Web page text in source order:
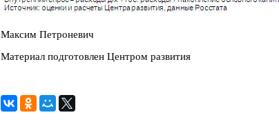
Максим Петроневич
Материал подготовлен Центром развития